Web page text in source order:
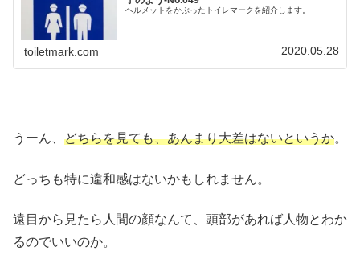
ヘルメットをかぶったトイレマークを紹介します。
toiletmark.com 2020.05.28
うーん、 どちらを見ても、あんまり大差はないというか。
どっちも特に違和感はないかもしれません。
遠目から見たら人間の顔なんて、頭部があれば人物とわか
るのでいいのか。